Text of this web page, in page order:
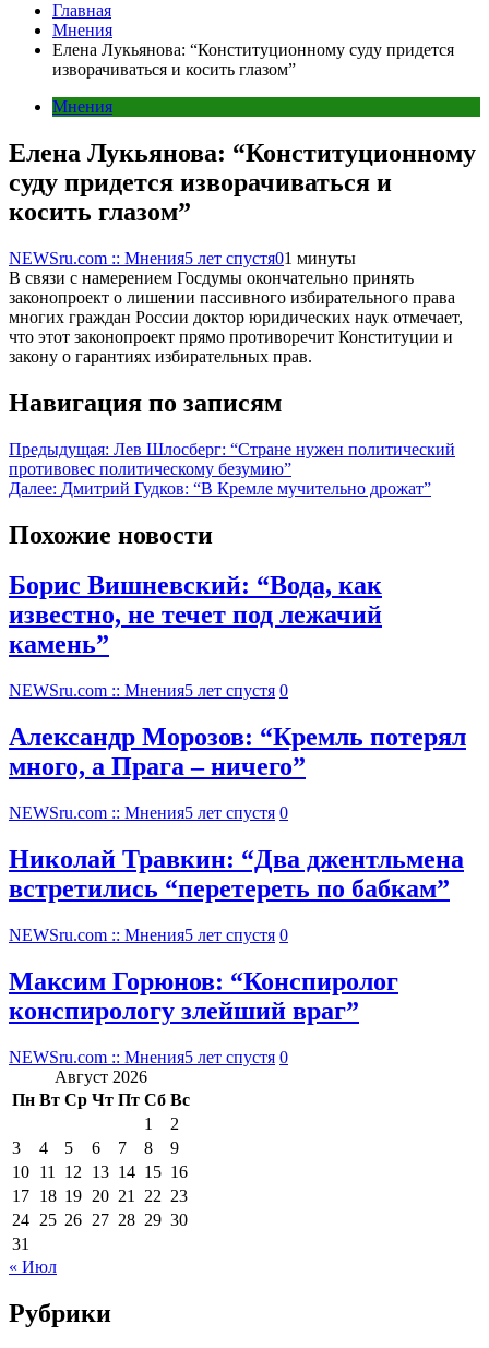
Главная
Мнения
Елена Лукьянова: “Конституционному суду придется
изворачиваться и косить глазом”
Мнения
Елена Лукьянова: “Конституционному
суду придется изворачиваться и
косить глазом”
NEWSru.com :: Мнения5 лет спустя01 минуты
В связи с намерением Госдумы окончательно принять
законопроект о лишении пассивного избирательного права
многих граждан России доктор юридических наук отмечает,
что этот законопроект прямо противоречит Конституции и
закону о гарантиях избирательных прав.
Навигация по записям
Предыдущая: Лев Шлосберг: “Стране нужен политический
противовес политическому безумию”
Далее: Дмитрий Гудков: “В Кремле мучительно дрожат”
Похожие новости
Борис Вишневский: “Вода, как
известно, не течет под лежачий
камень”
NEWSru.com :: Мнения5 лет спустя 0
Александр Морозов: “Кремль потерял
много, а Прага – ничего”
NEWSru.com :: Мнения5 лет спустя 0
Николай Травкин: “Два джентльмена
встретились “перетереть по бабкам”
NEWSru.com :: Мнения5 лет спустя 0
Максим Горюнов: “Конспиролог
конспирологу злейший враг”
NEWSru.com :: Мнения5 лет спустя 0
Август 2026
Пн Вт Ср Чт Пт Сб Вс
1
2
3
4 5 6 7 8
9
10 11 12 13 14 15 16
17 18 19 20 21 22 23
24 25 26 27 28 29 30
31
« Июл
Рубрики